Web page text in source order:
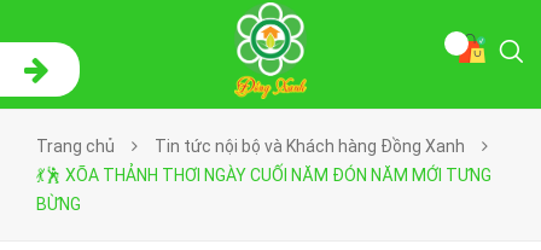
Trang chủ
Tin tức nội bộ và Khách hàng Đồng Xanh
💃🕺 XÕA THẢNH THƠI NGÀY CUỐI NĂM ĐÓN NĂM MỚI TƯNG
BỪNG